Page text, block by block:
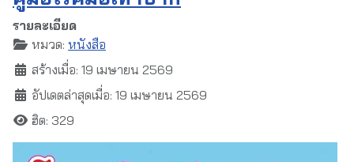
รายละเอียด
หมวด: หนังสือ
สร้างเมื่อ: 19 เมษายน 2569
อัปเดตล่าสุดเมื่อ: 19 เมษายน 2569
ฮิต: 329